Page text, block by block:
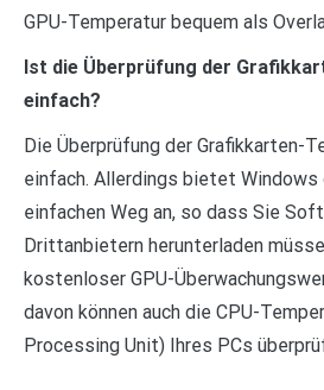
GPU-Temperatur bequem als
Ist die Überprüfung der
einfach?
Die Überprüfung der Grafikkarten-
einfach. Allerdings bietet Windows
einfachen Weg an, so dass Sie
Drittanbietern herunterladen
kostenloser GPU-
davon können auch die CPU-
Processing Unit) Ihres PCs